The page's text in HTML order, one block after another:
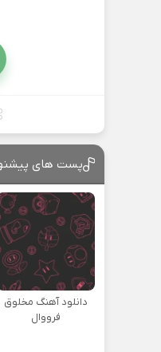
پست های
دانلود آهنگ مخلوق
فرووال